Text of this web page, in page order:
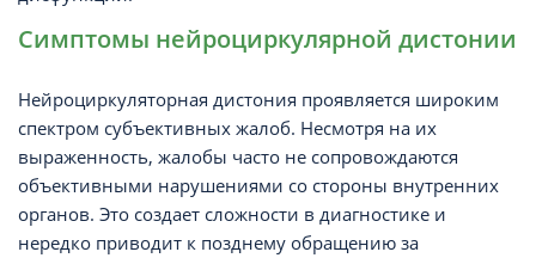
Симптомы нейроциркулярной дистонии
Нейроциркуляторная дистония проявляется широким
спектром субъективных жалоб. Несмотря на их
выраженность, жалобы часто не сопровождаются
объективными нарушениями со стороны внутренних
органов. Это создает сложности в диагностике и
нередко приводит к позднему обращению за